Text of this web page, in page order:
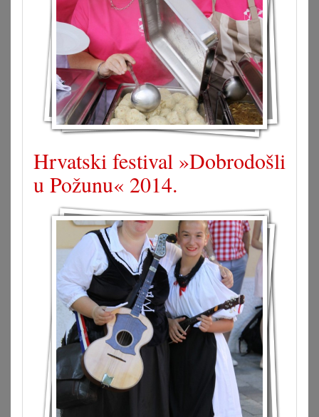
Hrvatski festival »Dobrodošli
u Požunu« 2014.